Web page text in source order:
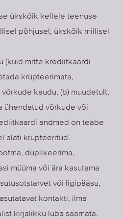
ükskõik kellele teenuse
põhjusel, ükskõik millisel
(kuid mitte krediitkaardi
krüpteerimata,
kaudu, (b) muudetult,
ühendatud võrkude või
andmed on teabe
alati krüpteeritud.
duplikeerima,
müüma või ära kasutama
või ligipääsu,
kontakti, ilma
kirjalikku luba saamata.